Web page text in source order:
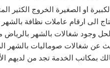
او الصغيرة الخروج الكثير
الى ارقام عاملات نظافة
وجود شغالات بالشهر
عن شغالات صوماليات بالشهر
بمكاتب الخدمة تجد من لديهم